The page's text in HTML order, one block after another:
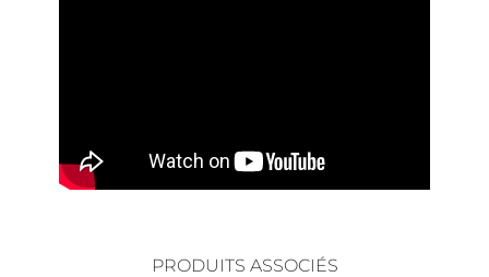
PRODUITS ASSOCIÉS